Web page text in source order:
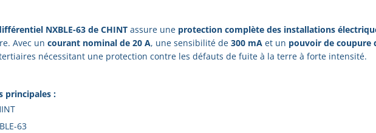
NXBLE-63 de CHINT assure une protection complète des installations
Avec uncourant nominal de 20 A, une sensibilité de300 mA et un pouvoir de coupure
nécessitant une protection contre les défauts de fuite à la terre à forte intensité.
principales :
63